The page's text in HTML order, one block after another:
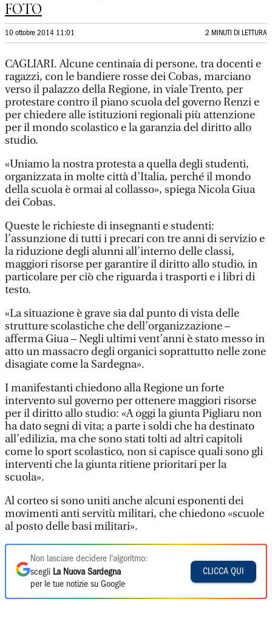
FOTO
10 ottobre 2014 11:01 2 MINUTI DI LETTURA
CAGLIARI. Alcune centinaia di persone, tra docenti e
ragazzi, con le bandiere rosse dei Cobas, marciano
verso il palazzo della Regione, in viale Trento, per
protestare contro il piano scuola del governo Renzi e
per chiedere alle istituzioni regionali più attenzione
per il mondo scolastico e la garanzia del diritto allo
studio.
«Uniamo la nostra protesta a quella degli studenti,
organizzata in molte città d’Italia, perché il mondo
della scuola è ormai al collasso», spiega Nicola Giua
dei Cobas.
Queste le richieste di insegnanti e studenti:
l’assunzione di tutti i precari con tre anni di servizio e
la riduzione degli alunni all’interno delle classi,
maggiori risorse per garantire il diritto allo studio, in
particolare per ciò che riguarda i trasporti e i libri di
testo.
«La situazione è grave sia dal punto di vista delle
strutture scolastiche che dell’organizzazione –
afferma Giua – Negli ultimi vent’anni è stato messo in
atto un massacro degli organici soprattutto nelle zone
disagiate come la Sardegna».
I manifestanti chiedono alla Regione un forte
intervento sul governo per ottenere maggiori risorse
per il diritto allo studio: «A oggi la giunta Pigliaru non
ha dato segni di vita; a parte i soldi che ha destinato
all’edilizia, ma che sono stati tolti ad altri capitoli
come lo sport scolastico, non si capisce quali sono gli
interventi che la giunta ritiene prioritari per la
scuola».
Al corteo si sono uniti anche alcuni esponenti dei
movimenti anti servitù militari, che chiedono «scuole
al posto delle basi militari».
Non lasciare decidere l'algoritmo:
scegli La Nuova Sardegna
per le tue notizie su Google
CLICCA QUI